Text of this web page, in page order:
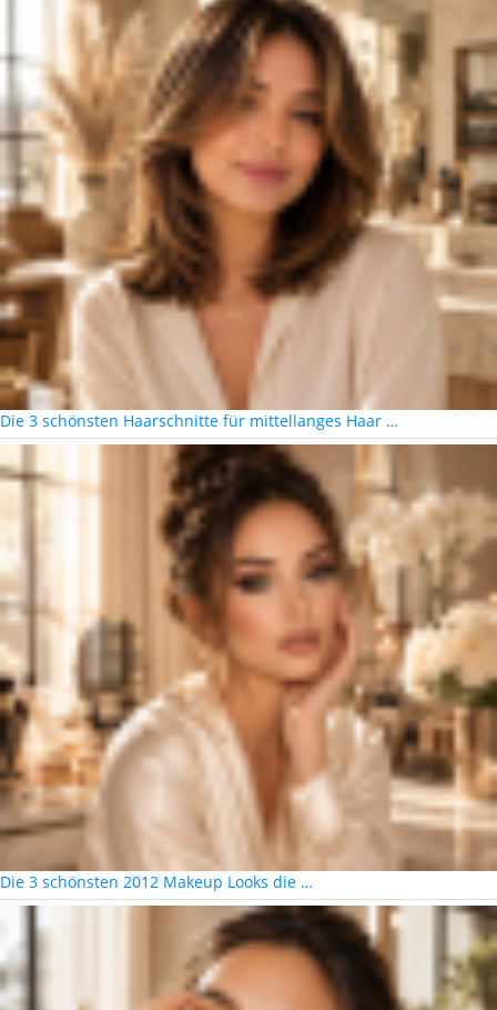
Die 3 schönsten Haarschnitte für mittellanges Haar …
Die 3 schönsten 2012 Makeup Looks die …